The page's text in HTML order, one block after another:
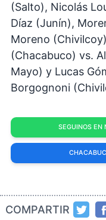
(Salto), Nicolás
Díaz (Junín),
Moreno
(Chacabuco) vs.
Mayo) y Lucas
Borgognoni
SEGUINOS EN
COMPARTIR